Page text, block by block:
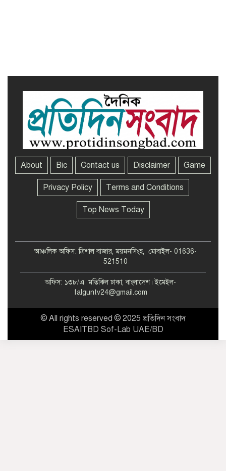
About Bic Contact us Disclaimer Game
Privacy Policy Terms and Conditions
Top News Today
আঞ্চলিক অফিস: ত্রিশাল বাজার, ময়মনসিংহ, মোবাইল- 01636-
521510
অফিস: ১৩৮/এ মতিঝিল ঢাকা, বাংলাদেশ। ইমেইল-
falguntv24@gmail.com
© All rights reserved © 2025 প্রতিদিন সংবাদ
ESAITBD Sof-Lab UAE/BD